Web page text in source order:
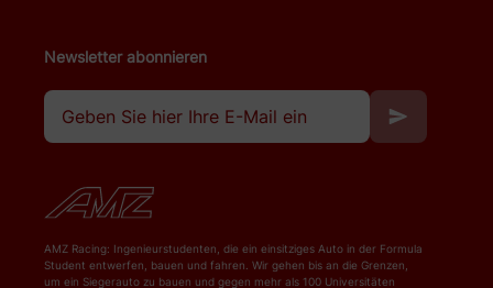
Newsletter abonnieren
AMZ Racing: Ingenieurstudenten, die ein einsitziges Auto in der Formula
Student entwerfen, bauen und fahren. Wir gehen bis an die Grenzen,
um ein Siegerauto zu bauen und gegen mehr als 100 Universitäten